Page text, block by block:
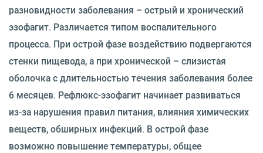
разновидности заболевания – острый и хронический
эзофагит. Различается типом воспалительного
процесса. При острой фазе воздействию подвергаются
стенки пищевода, а при хронической – слизистая
оболочка с длительностью течения заболевания более
6 месяцев. Рефлюкс-эзофагит начинает развиваться
из-за нарушения правил питания, влияния химических
веществ, обширных инфекций. В острой фазе
возможно повышение температуры, общее